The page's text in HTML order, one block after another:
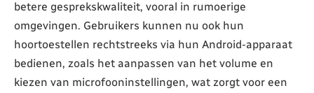
betere gesprekskwaliteit, vooral in rumoerige
omgevingen. Gebruikers kunnen nu ook hun
hoortoestellen rechtstreeks via hun Android-apparaat
bedienen, zoals het aanpassen van het volume en
kiezen van microfooninstellingen, wat zorgt voor een